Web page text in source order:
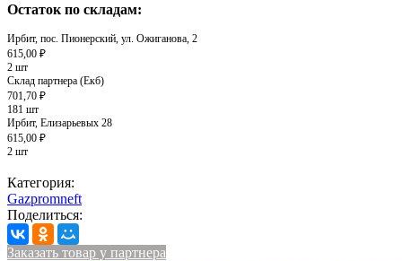
Остаток по складам:
Ирбит, пос. Пионерский, ул. Ожиганова, 2
615,00 ₽
2 шт
Склад партнера (Екб)
701,70 ₽
181 шт
Ирбит, Елизарьевых 28
615,00 ₽
2 шт
Категория:
Gazpromneft
Поделиться:
Заказать товар у партнера